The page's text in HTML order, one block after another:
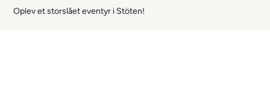
Oplev et storslået eventyr i Stöten!